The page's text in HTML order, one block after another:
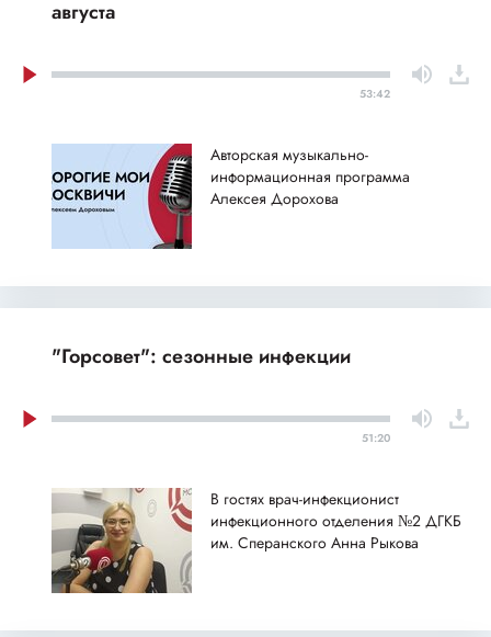
августа
53:42
Авторская музыкально-
информационная программа
Алексея Дорохова
"Горсовет": сезонные инфекции
51:20
В гостях врач-инфекционист
инфекционного отделения №2 ДГКБ
им. Сперанского Анна Рыкова